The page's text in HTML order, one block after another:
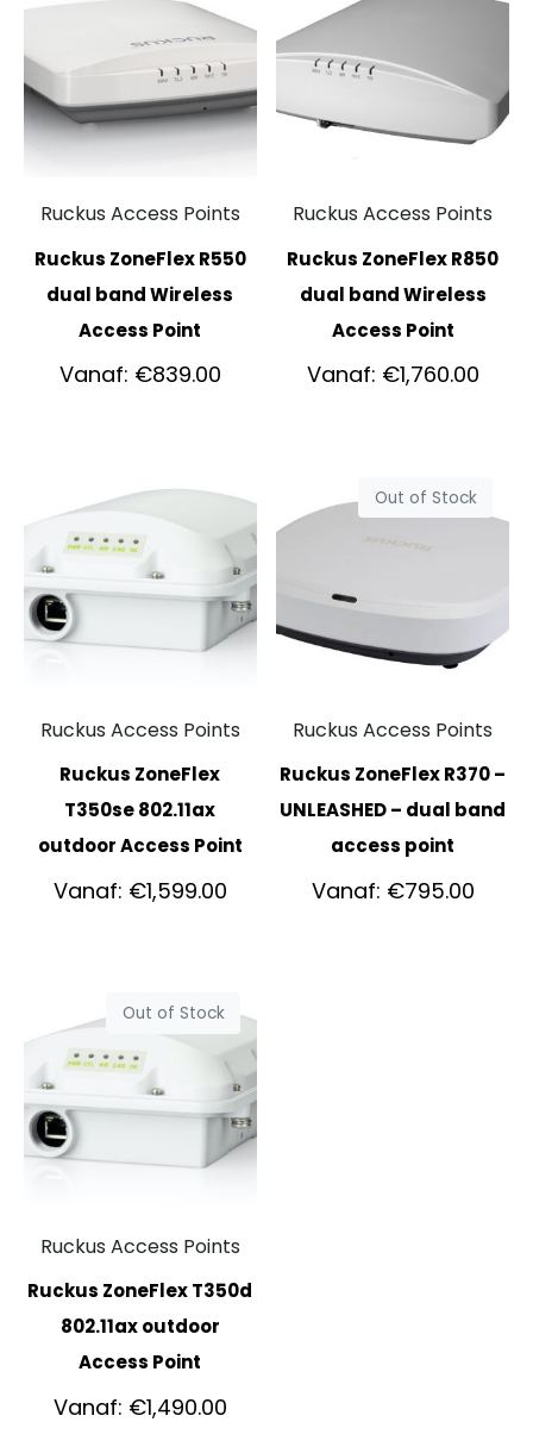
Ruckus Access Points
Ruckus ZoneFlex R550
dual band Wireless
Access Point
Vanaf: €839.00
Ruckus Access Points
Ruckus ZoneFlex R850
dual band Wireless
Access Point
Vanaf: €1,760.00
Ruckus Access Points
Ruckus ZoneFlex
T350se 802.11ax
outdoor Access Point
Vanaf: €1,599.00
Out of Stock
Ruckus Access Points
Ruckus ZoneFlex R370 –
UNLEASHED – dual band
access point
Vanaf: €795.00
Out of Stock
Ruckus Access Points
Ruckus ZoneFlex T350d
802.11ax outdoor
Access Point
Vanaf: €1,490.00